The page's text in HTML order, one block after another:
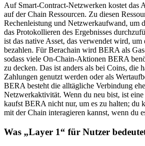
Auf Smart-Contract-Netzwerken kostet das
auf der Chain Ressourcen. Zu diesen
Rechenleistung und Netzwerkaufwand, um
das Protokollieren des Ergebnisses
ist das native Asset, das verwendet wird,
bezahlen. Für Berachain wird BERA als
sodass viele On-Chain-Aktionen BERA
zu decken. Das ist anders als bei Coins, die
Zahlungen genutzt werden oder als
BERA besteht die alltägliche Verbindung
Netzwerkaktivität. Wenn du neu bist, ist
kaufst BERA nicht nur, um es zu halten; du
mit der Chain interagieren kannst, wenn du
Was „Layer 1“ für Nutzer